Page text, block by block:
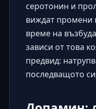
серотонин и
виждат промени
време на
зависи от това
предвид:
последващото